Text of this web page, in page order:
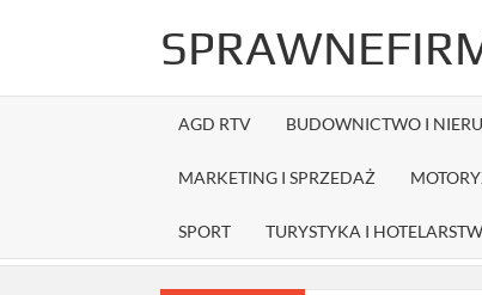
AGD RTV BUDOWNICTWO I
MARKETING I SPRZEDAŻ
SPORT TURYSTYKA I